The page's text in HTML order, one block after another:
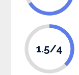
1.5/4